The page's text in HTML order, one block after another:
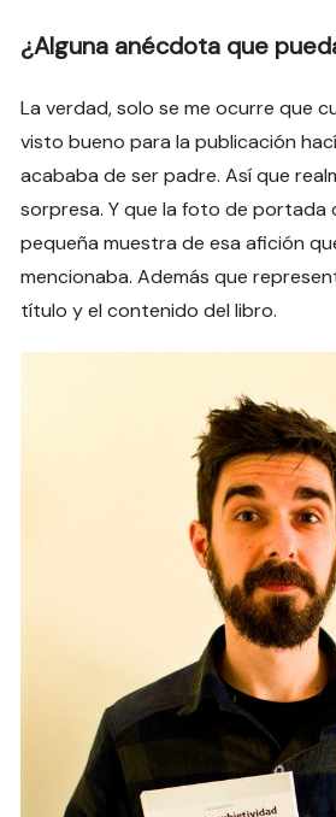
¿Alguna anécdota que
La verdad, solo se me ocurre que
visto bueno para la publicación
acababa de ser padre. Así que
sorpresa. Y que la foto de portada
pequeña muestra de esa afición
mencionaba. Además que
título y el contenido del libro.